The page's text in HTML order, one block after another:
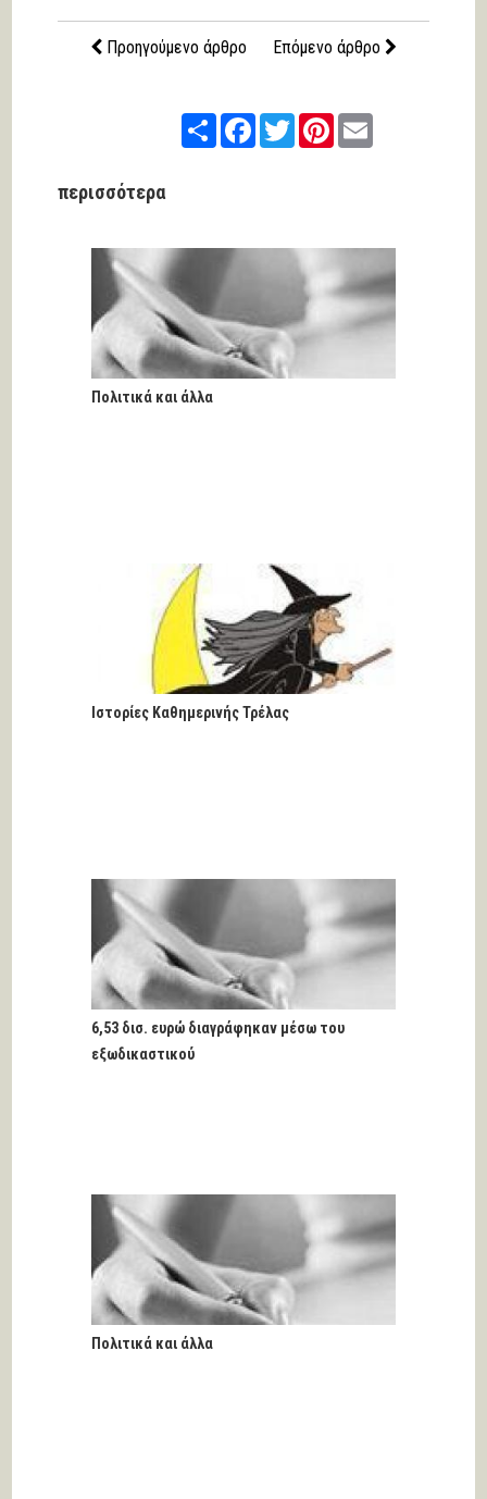
Προηγούμενο άρθρο Επόμενο άρθρο
ShareFacebook
TwitterPinterestEmail
περισσότερα
Πολιτικά και άλλα
Ιστορίες Καθημερινής Τρέλας
6,53 δισ. ευρώ διαγράφηκαν μέσω του
εξωδικαστικού
Πολιτικά και άλλα